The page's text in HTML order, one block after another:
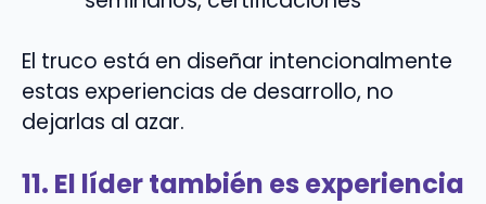
El truco está en diseñar intencionalmente
estas experiencias de desarrollo, no
dejarlas al azar.
11. El líder también es experiencia